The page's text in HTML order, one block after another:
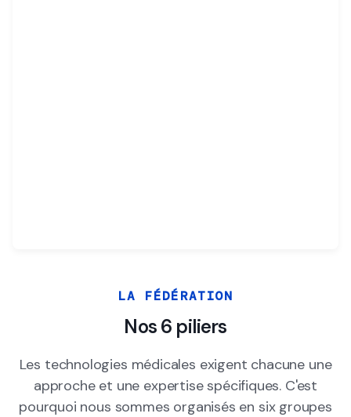
LA FÉDÉRATION
Nos 6 piliers
Les technologies médicales exigent chacune une
approche et une expertise spécifiques. C'est
pourquoi nous sommes organisés en six groupes